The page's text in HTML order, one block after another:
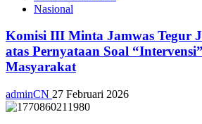
Nasional
Komisi III Minta Jamwas Tegur
atas Pernyataan Soal
Masyarakat
adminCN 27 Februari 2026